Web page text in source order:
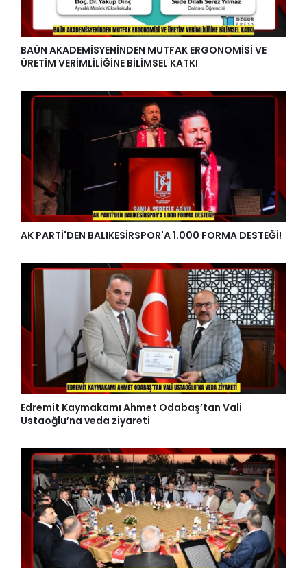
BAÜN AKADEMİSYENİNDEN MUTFAK ERGONOMİSİ VE
ÜRETİM VERİMLİLİĞİNE BİLİMSEL KATKI
AK PARTİ'DEN BALIKESİRSPOR'A 1.000 FORMA DESTEĞİ!
Edremit Kaymakamı Ahmet Odabaş’tan Vali
Ustaoğlu’na veda ziyareti